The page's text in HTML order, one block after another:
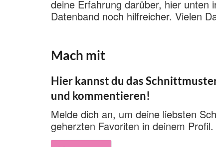
deine Erfahrung darüber, hier unten
Datenband noch hilfreicher. Vielen
Mach mit
Hier kannst du das
und kommentieren!
Melde dich an, um deine liebsten
geherzten Favoriten in deinem Profil.